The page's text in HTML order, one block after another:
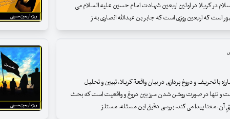
در کربلا در اولین اربعین شهادت امام حسین علیه السلام می
است که اربعین روزی است که جابر بن عبداللّه انصاری به ز
با تحریف و دروغ پردازی در بیان واقعة کربلا، تبیین و تحلیل
و تنها در صورت روشن شدن مرز بین دروغ و واقعیت است که بحث
آن، معنا پیدا می کند. بررسی دقیق این مسئله، مستلز